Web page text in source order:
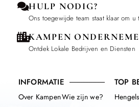
HULP NODIG?
Ons toegewijde team staat klaar om u
KAMPEN
Ontdek Lokale Bedrijven en Diensten
INFORMATIE
Over KampenWie zijn we?
TOP